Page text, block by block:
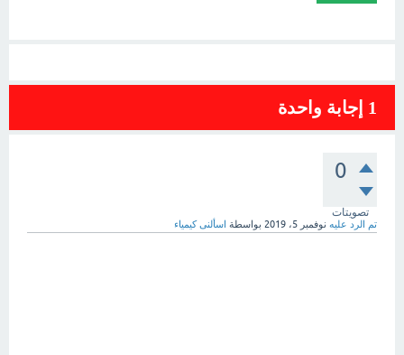
1 إجابة واحدة
0
تصويتات
تم الرد عليه نوفمبر 5، 2019 بواسطة اسألنى كيمياء